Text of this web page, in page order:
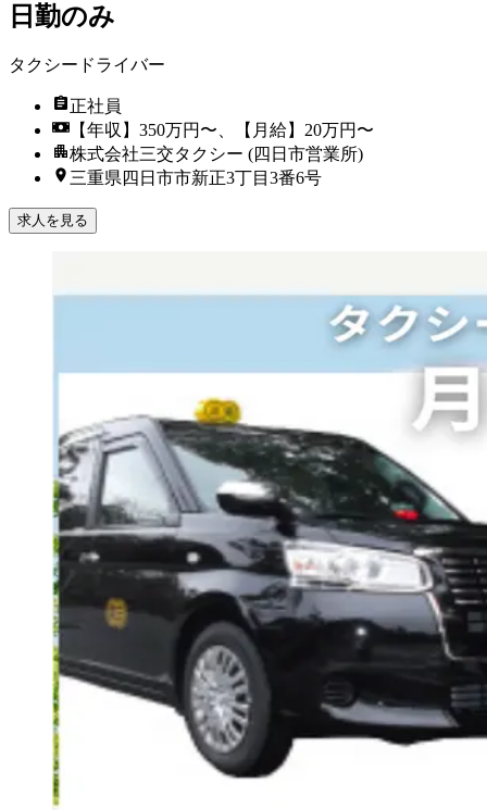
日勤のみ
タクシードライバー
正社員
【年収】350万円〜、【月給】20万円〜
株式会社三交タクシー (四日市営業所)
三重県四日市市新正3丁目3番6号
求人を見る